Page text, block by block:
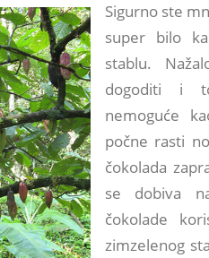
Sigurno ste
super bilo
stablu.
dogoditi i
nemoguće
počne rasti
čokolada
se dobiva
čokolade
zimzelenog